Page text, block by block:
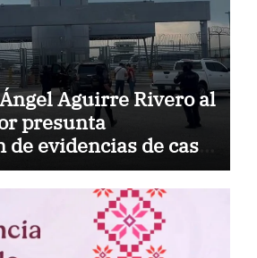
Aguirre Rivero al
presunta
evidencias de caso